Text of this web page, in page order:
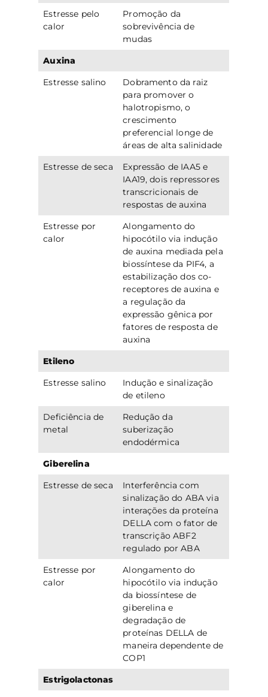
Estresse pelo
calor
Promoção da
sobrevivência de
mudas
Auxina
Estresse salino
Dobramento da raiz
para promover o
halotropismo, o
crescimento
preferencial longe de
áreas de alta salinidade
Estresse de seca
Expressão de IAA5 e
IAA19, dois repressores
transcricionais de
respostas de auxina
Estresse por
calor
Alongamento do
hipocótilo via indução
de auxina mediada pela
biossíntese da PIF4, a
estabilização dos co-
receptores de auxina e
a regulação da
expressão gênica por
fatores de resposta de
auxina
Etileno
Estresse salino
Indução e sinalização
de etileno
Deficiência de
metal
Redução da
suberização
endodérmica
Giberelina
Estresse de seca
Interferência com
sinalização do ABA via
interações da proteína
DELLA com o fator de
transcrição ABF2
regulado por ABA
Estresse por
calor
Alongamento do
hipocótilo via indução
da biossíntese de
giberelina e
degradação de
proteínas DELLA de
maneira dependente de
COP1
Estrigolactonas